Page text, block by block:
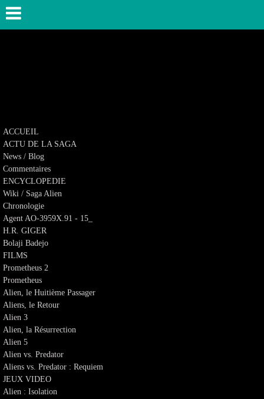
ACCUEIL
ACTU DE LA SAGA
News / Blog
Commentaires
ENCYCLOPEDIE
Wiki / Saga Alien
Chronologie
Agent AO-3959X.91 - 15_
H.R. GIGER
Bolaji Badejo
FILMS
Prometheus 2
Prometheus
Alien, le Huitième Passager
Aliens, le Retour
Alien 3
Alien, la Résurrection
Alien 5
Alien vs. Predator
Aliens vs. Predator : Requiem
JEUX VIDEO
Alien : Isolation